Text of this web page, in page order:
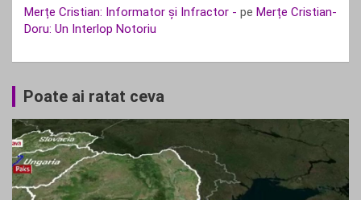
Merțe Cristian: Informator și Infractor - pe Merțe Cristian-
Doru: Un Interlop Notoriu
Poate ai ratat ceva